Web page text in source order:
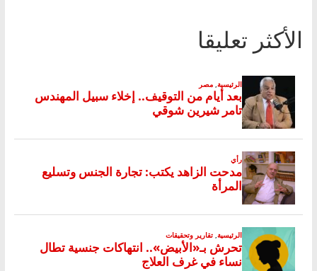
الأكثر تعليقا